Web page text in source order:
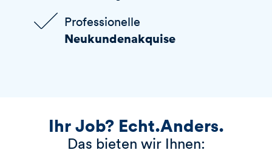
Professionelle
Neukundenakquise
Ihr Job? Echt.Anders.
Das bieten wir Ihnen: